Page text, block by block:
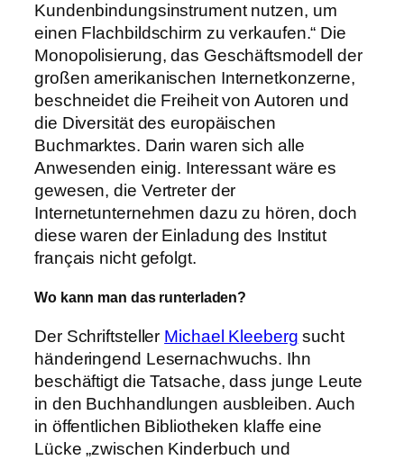
Kundenbindungsinstrument nutzen, um
einen Flachbildschirm zu verkaufen.“ Die
Monopolisierung, das Geschäftsmodell der
großen amerikanischen Internetkonzerne,
beschneidet die Freiheit von Autoren und
die Diversität des europäischen
Buchmarktes. Darin waren sich alle
Anwesenden einig. Interessant wäre es
gewesen, die Vertreter der
Internetunternehmen dazu zu hören, doch
diese waren der Einladung des Institut
français nicht gefolgt.
Wo kann man das runterladen?
Der Schriftsteller Michael Kleeberg sucht
händeringend Lesernachwuchs. Ihn
beschäftigt die Tatsache, dass junge Leute
in den Buchhandlungen ausbleiben. Auch
in öffentlichen Bibliotheken klaffe eine
Lücke „zwischen Kinderbuch und